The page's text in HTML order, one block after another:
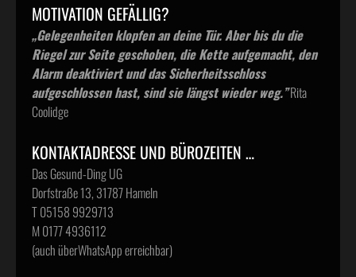
MOTIVATION GEFÄLLIG?
„Gelegenheiten klopfen an deine Tür. Aber bis du die
Riegel zur Seite geschoben, die Kette aufgemacht, den
Alarm deaktiviert und das Sicherheitsschloss
aufgeschlossen hast, sind sie längst wieder weg.”Rita
Coolidge
KONTAKTADRESSE UND BÜROZEITEN …
Das Gesund-Ding UG
Dorfstraße 13, 31787 Hameln
T 05158 9929713
M 0177 4936112
(auch überWhatsApp erreichbar)